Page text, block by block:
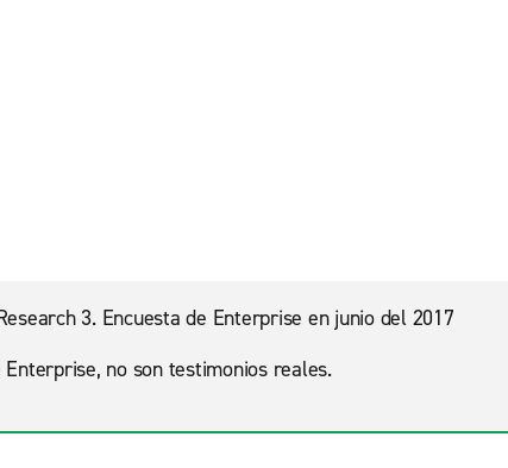
3. Encuesta de Enterprise en junio del 2017
no son testimonios reales.